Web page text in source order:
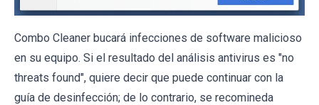
Combo Cleaner bucará infecciones de software malicioso
en su equipo. Si el resultado del análisis antivirus es "no
threats found", quiere decir que puede continuar con la
guía de desinfección; de lo contrario, se recomineda